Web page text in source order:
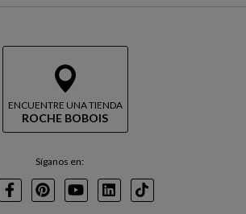
ENCUENTRE UNA TIENDA
ROCHE BOBOIS
Síganos en:
FacebookPinterest
YoutubeLinkedInTikTok